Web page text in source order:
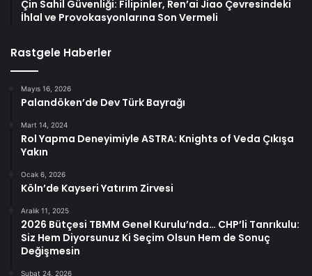
Çin Sahil Güvenliği: Filipinler, Ren’ai Jiao Çevresindeki
İhlal ve Provokasyonlarına Son Vermeli
Rastgele Haberler
Mayıs 16, 2026
Palandöken’de Dev Türk Bayrağı
Mart 14, 2024
Rol Yapma Deneyimiyle ASTRA: Knights of Veda Çıkışa
Yakın
Ocak 6, 2026
Köln’de Kayseri Yatırım Zirvesi
Aralık 11, 2025
2026 Bütçesi TBMM Genel Kurulu’nda… CHP’li Tanrıkulu:
Siz Hem Diyorsunuz Ki Seçim Olsun Hem de Sonuç
Değişmesin
Şubat 24, 2026